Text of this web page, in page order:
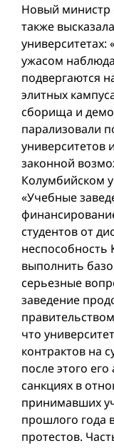
Новый министр
также
университетах:
ужасом
подвергаются
элитных
сборища и
парализовали
университетов
законной
Колумбийском
«Учебные
студентов от
неспособность
выполнить
серьезные
заведение
что
контрактов на
после этого
санкциях в
принимавших
прошлого года
протестов.